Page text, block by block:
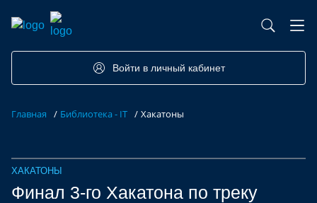
Войти в личный кабинет
Главная / Библиотека - IT / Хакатоны
ХАКАТОНЫ
Финал 3-го Хакатона по треку